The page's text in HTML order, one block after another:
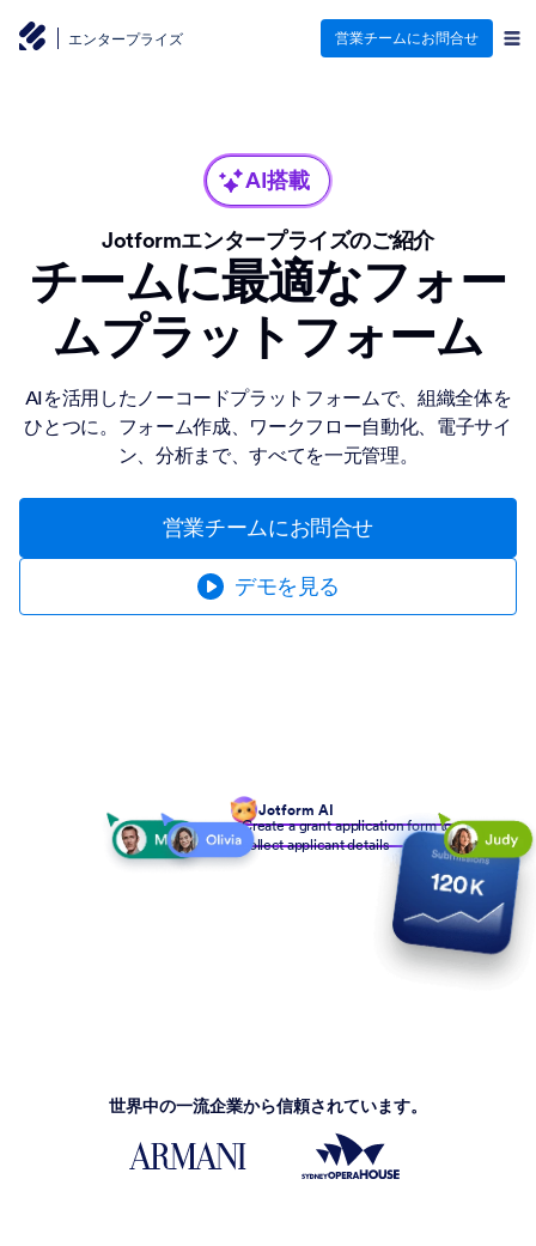
エンタープライズ 営業チームにお問合せ
AI搭載
Jotformエンタープライズのご紹介
チームに最適なフォー
ムプラットフォーム
AIを活用したノーコードプラットフォームで、組織全体を
ひとつに。フォーム作成、ワークフロー自動化、電子サイ
ン、分析まで、すべてを一元管理。
営業チームにお問合せ
デモを見る
Jotform AI
Create a grant application form to
collect applicant details
世界中の一流企業から信頼されています。